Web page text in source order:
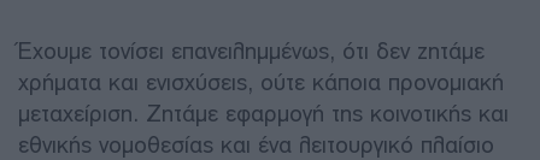
Έχουμε τονίσει επανειλημμένως, ότι δεν ζητάμε
χρήματα και ενισχύσεις, ούτε κάποια προνομιακή
μεταχείριση. Ζητάμε εφαρμογή της κοινοτικής και
εθνικής νομοθεσίας και ένα λειτουργικό πλαίσιο